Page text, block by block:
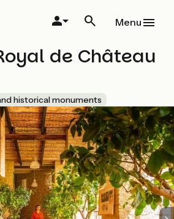
Menu
de Château
historical monuments